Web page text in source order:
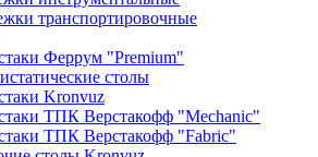
транспортировочные
Феррум "Premium"
столы
Kronvuz
ТПК Верстакофф "Mechanic"
ТПК Верстакофф "Fabric"